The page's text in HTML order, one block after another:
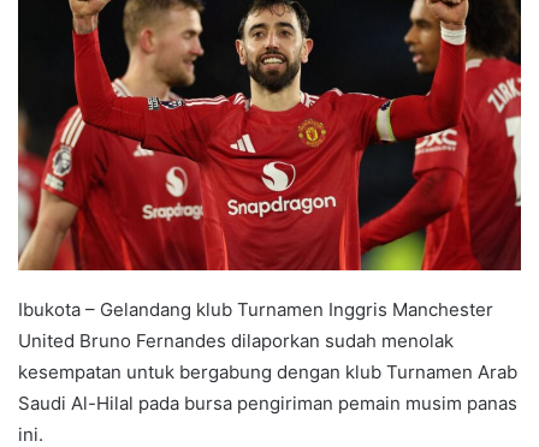
n
e
m
a
Ibukota – Gelandang klub Turnamen Inggris Manchester
United Bruno Fernandes dilaporkan sudah menolak
kesempatan untuk bergabung dengan klub Turnamen Arab
Saudi Al-Hilal pada bursa pengiriman pemain musim panas
ini.